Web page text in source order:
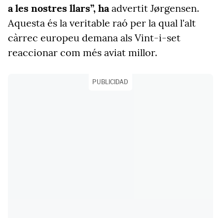
a les nostres llars”, haadvertit Jørgensen.
Aquesta és la veritable raó per la qual l'alt
càrrec europeu demana als Vint-i-set
reaccionar com més aviat millor.
PUBLICIDAD